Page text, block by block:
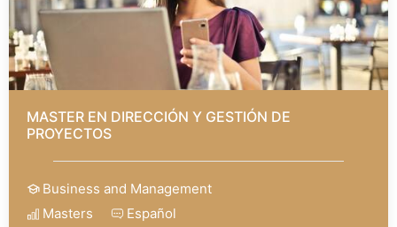
MASTER EN DIRECCIÓN Y GESTIÓN DE
PROYECTOS
Business and Management
Masters
Español